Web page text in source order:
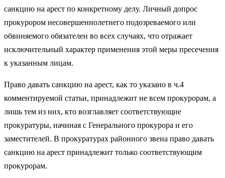
санкцию на арест по конкретному делу. Личный допрос
прокурором несовершеннолетнего подозреваемого или
обвиняемого обязателен во всех случаях, что отражает
исключительный характер применения этой меры пресечения
к указанным лицам.
Право давать санкцию на арест, как то указано в ч.4
комментируемой статьи, принадлежит не всем прокурорам, а
лишь тем из них, кто возглавляет соответствующие
прокуратуры, начиная с Генерального прокурора и его
заместителей. В прокуратурах районного звена право давать
санкцию на арест принадлежит только соответствующим
прокурорам.